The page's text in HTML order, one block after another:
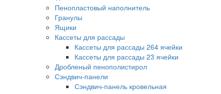
Пенопластовый наполнитель
Гранулы
Ящики
Кассеты для рассады
Кассеты для рассады 264 ячейки
Кассеты для рассады 23 ячейки
Дробленый пенополистирол
Сэндвич-панели
Сэндвич-панель кровельная